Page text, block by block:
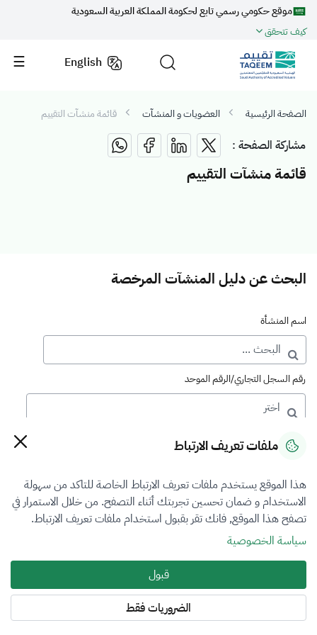
موقع حكومي رسمي تابع لحكومة المملكة العربية السعودية
كيف تتحقق
English
الصفحة الرئيسية العضويات و المنشآت قائمة منشآت التقييم
مشاركة الصفحة :
قائمة منشآت التقييم
البحث عن دليل المنشآت المرخصة
اسم المنشأة
رقم السجل التجاري/الرقم الموحد
رقم الترخيص
التصنيف
VFR1
فرع التقييم
ملفات تعريف الارتباط
هذا الموقع يستخدم ملفات تعريف الارتباط الخاصة للتاكد من سهولة
الاستخدام و ضمان تحسين تجربتك أثناء التصفح. من خلال الاستمرار في
تصفح هذا الموقع, فانك تقر بقبول استخدام ملفات تعريف الارتباط.
سياسة الخصوصية
قبول
الضروريات فقط